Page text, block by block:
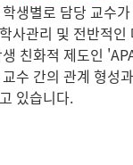
생별로 담당 교수
사관리 및 전반적
친화적 제도인
수 간의 관계 형성
있습니다.